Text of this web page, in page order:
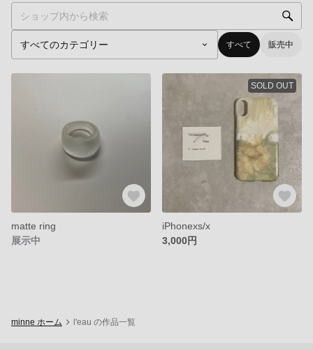
すべて 販売中
matte ring
展示中
SOLD OUT
iPhonexs/x
3,000円
minne ホーム l'eau の作品一覧